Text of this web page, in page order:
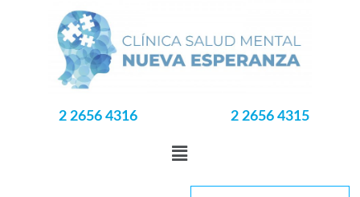
2 2656 4316 2 2656 4315